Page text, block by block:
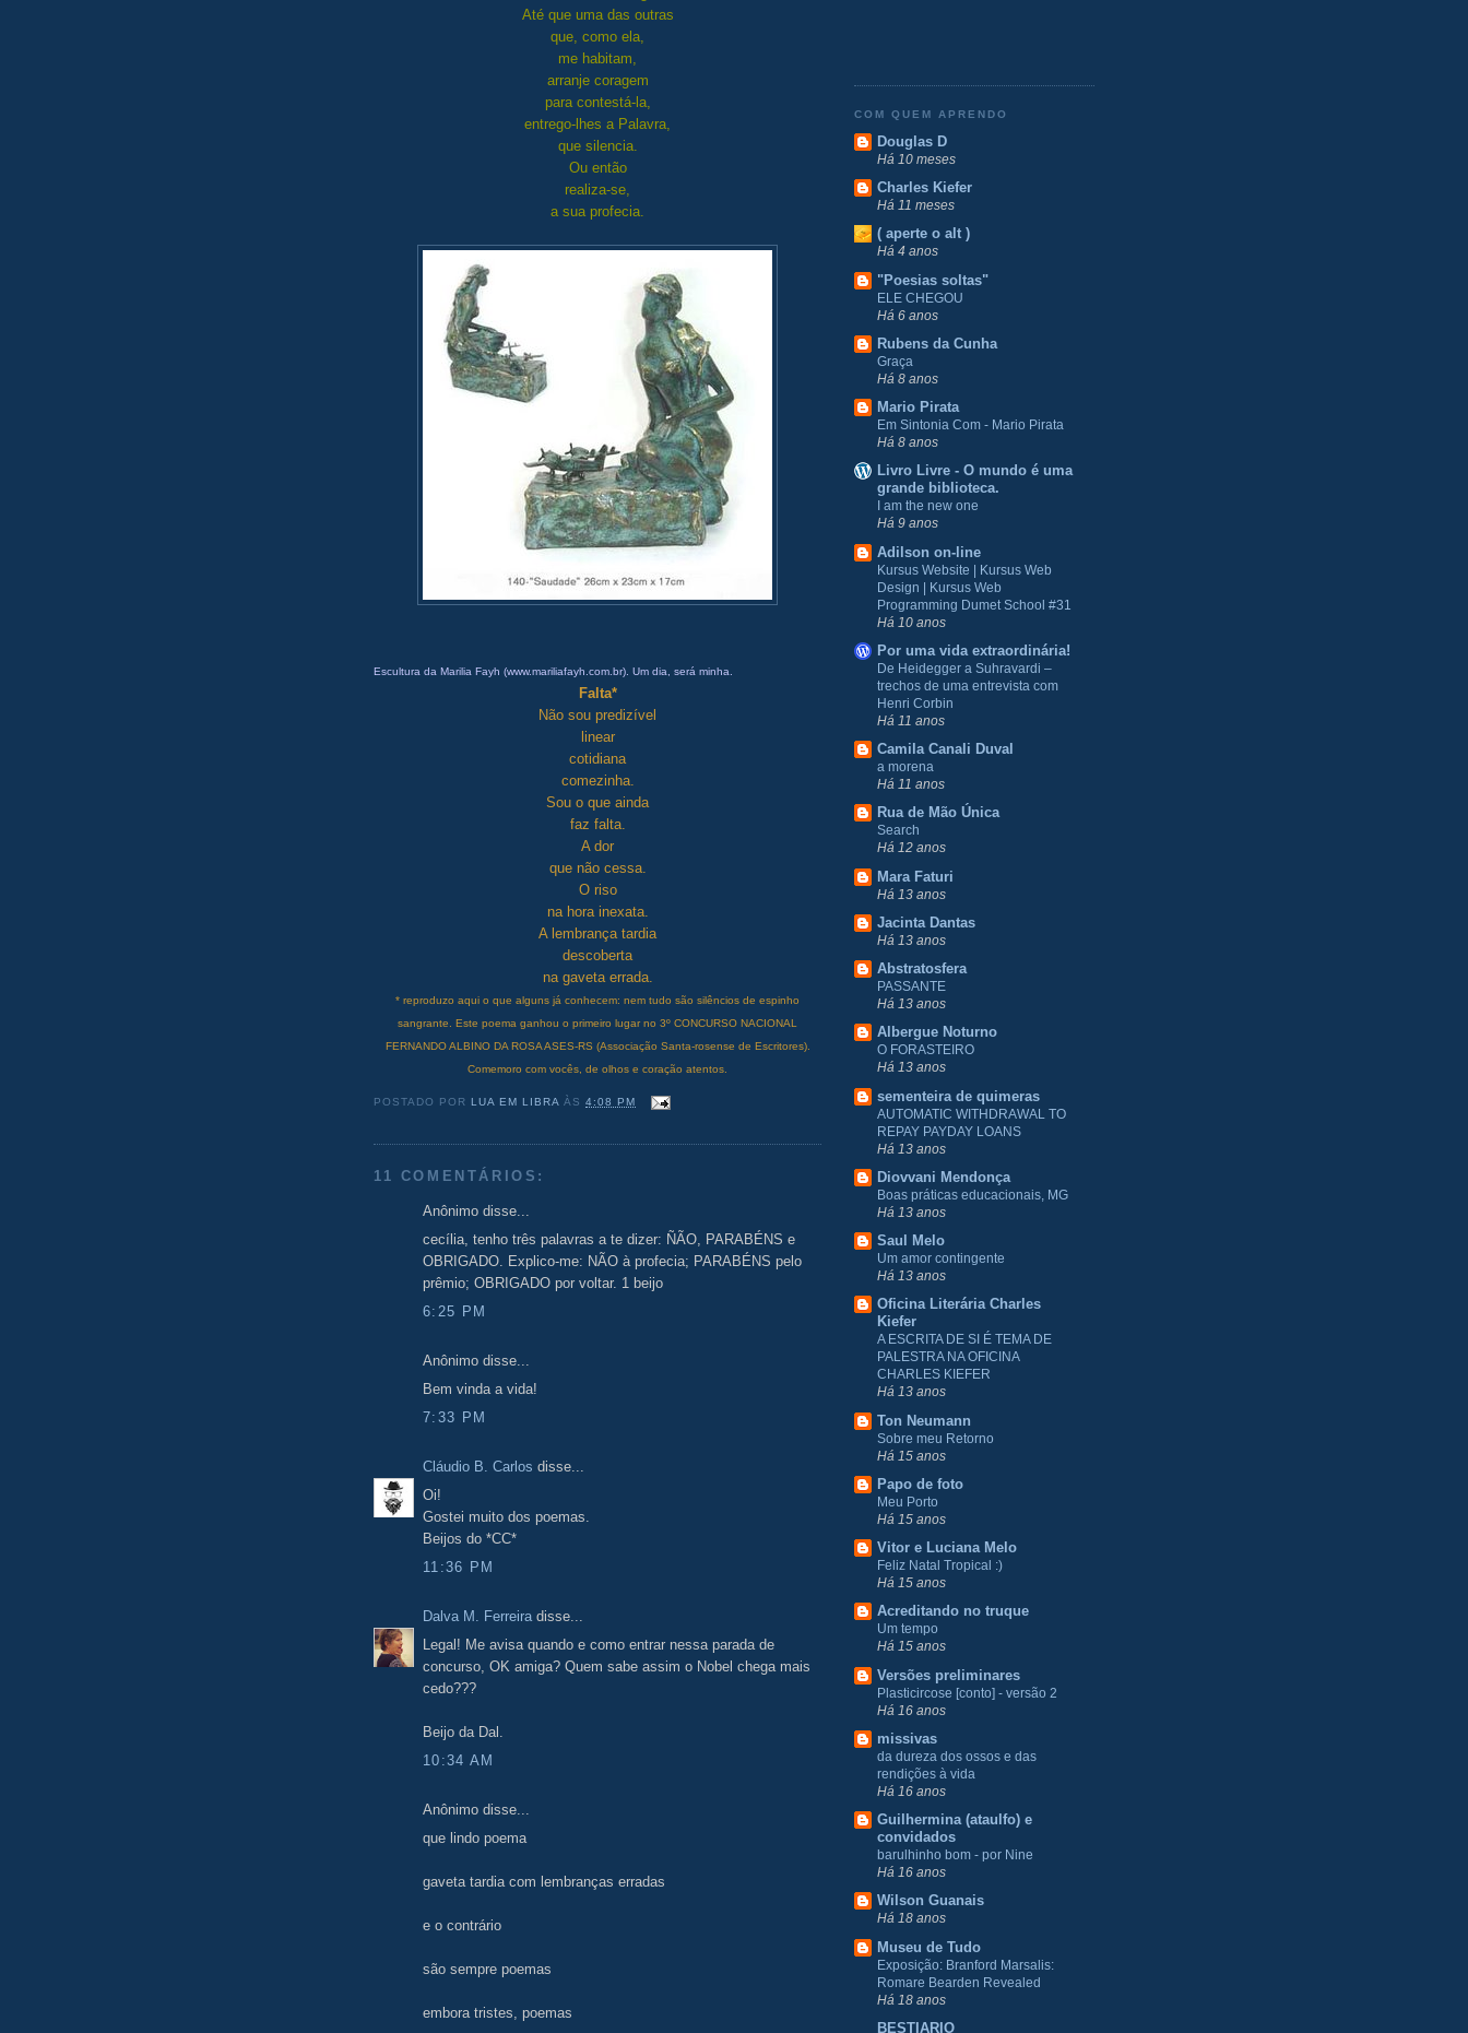
Até que uma das outras
que, como ela,
me habitam,
arranje coragem
para contestá-la,
entrego-lhes a Palavra,
que silencia.
Ou então
realiza-se,
a sua profecia.
Escultura da Marilia Fayh (www.mariliafayh.com.br). Um dia, será minha.
Falta*
Não sou predizível
linear
cotidiana
comezinha.
Sou o que ainda
faz falta.
A dor
que não cessa.
O riso
na hora inexata.
A lembrança tardia
descoberta
na gaveta errada.
* reproduzo aqui o que alguns já conhecem: nem tudo são silêncios de espinho
sangrante. Este poema ganhou o primeiro lugar no 3º CONCURSO NACIONAL
FERNANDO ALBINO DA ROSA ASES-RS (Associação Santa-rosense de Escritores).
Comemoro com vocês, de olhos e coração atentos.
POSTADO POR LUA EM LIBRA ÀS4:08 PM
11 COMENTÁRIOS:
Anônimo disse...
cecília, tenho três palavras a te dizer: ÑÃO, PARABÉNS e
OBRIGADO. Explico-me: NÃO à profecia; PARABÉNS pelo
prêmio; OBRIGADO por voltar. 1 beijo
6:25 PM
Anônimo disse...
Bem vinda a vida!
7:33 PM
Cláudio B. Carlos disse...
Oi!
Gostei muito dos poemas.
Beijos do *CC*
11:36 PM
Dalva M. Ferreira disse...
Legal! Me avisa quando e como entrar nessa parada de
concurso, OK amiga? Quem sabe assim o Nobel chega mais
cedo???
Beijo da Dal.
10:34 AM
Anônimo disse...
que lindo poema
gaveta tardia com lembranças erradas
e o contrário
são sempre poemas
embora tristes, poemas
COM QUEM APRENDO
Douglas D
Há 10 meses
Charles Kiefer
Há 11 meses
( aperte o alt )
Há 4 anos
"Poesias soltas"
ELE CHEGOU
Há 6 anos
Rubens da Cunha
Graça
Há 8 anos
Mario Pirata
Em Sintonia Com - Mario Pirata
Há 8 anos
Livro Livre - O mundo é uma
grande biblioteca.
I am the new one
Há 9 anos
Adilson on-line
Kursus Website | Kursus Web
Design | Kursus Web
Programming Dumet School #31
Há 10 anos
Por uma vida extraordinária!
De Heidegger a Suhravardi –
trechos de uma entrevista com
Henri Corbin
Há 11 anos
Camila Canali Duval
a morena
Há 11 anos
Rua de Mão Única
Search
Há 12 anos
Mara Faturi
Há 13 anos
Jacinta Dantas
Há 13 anos
Abstratosfera
PASSANTE
Há 13 anos
Albergue Noturno
O FORASTEIRO
Há 13 anos
sementeira de quimeras
AUTOMATIC WITHDRAWAL TO
REPAY PAYDAY LOANS
Há 13 anos
Diovvani Mendonça
Boas práticas educacionais, MG
Há 13 anos
Saul Melo
Um amor contingente
Há 13 anos
Oficina Literária Charles
Kiefer
A ESCRITA DE SI É TEMA DE
PALESTRA NA OFICINA
CHARLES KIEFER
Há 13 anos
Ton Neumann
Sobre meu Retorno
Há 15 anos
Papo de foto
Meu Porto
Há 15 anos
Vitor e Luciana Melo
Feliz Natal Tropical :)
Há 15 anos
Acreditando no truque
Um tempo
Há 15 anos
Versões preliminares
Plasticircose [conto] - versão 2
Há 16 anos
missivas
da dureza dos ossos e das
rendições à vida
Há 16 anos
Guilhermina (ataulfo) e
convidados
barulhinho bom - por Nine
Há 16 anos
Wilson Guanais
Há 18 anos
Museu de Tudo
Exposição: Branford Marsalis:
Romare Bearden Revealed
Há 18 anos
BESTIARIO